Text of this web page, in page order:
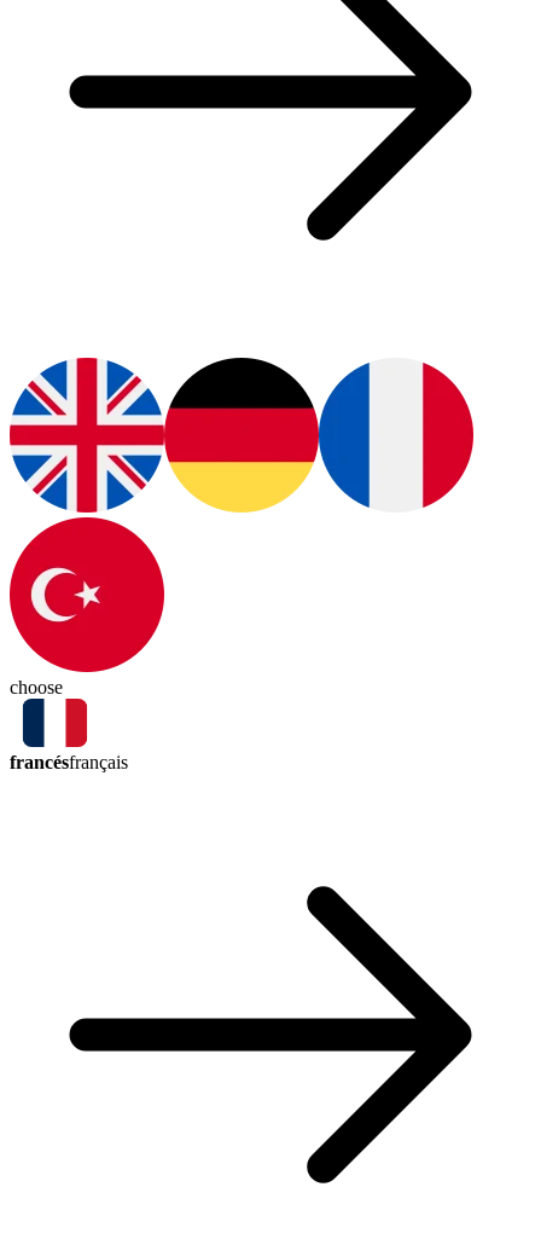
choose
francésfrançais